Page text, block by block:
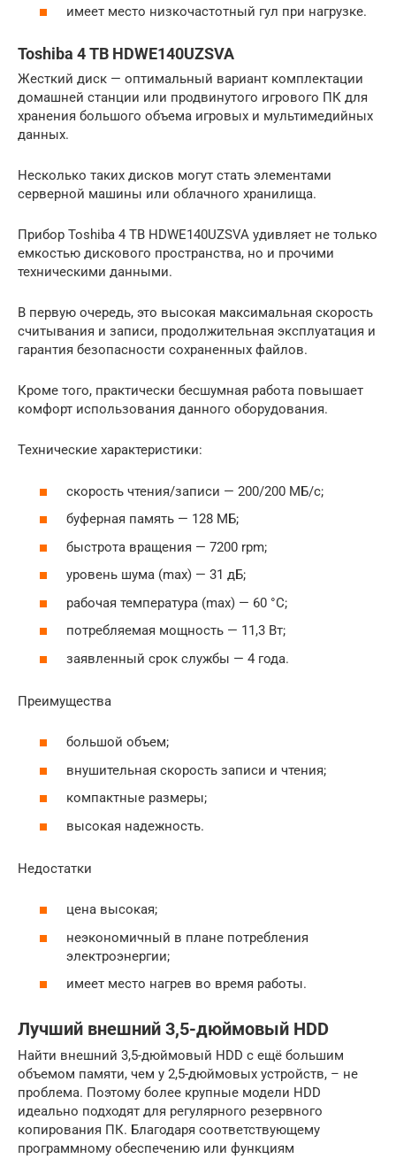
имеет место низкочастотный гул при нагрузке.
Toshiba 4 TB HDWE140UZSVA
Жесткий диск — оптимальный вариант комплектации
домашней станции или продвинутого игрового ПК для
хранения большого объема игровых и мультимедийных
данных.
Несколько таких дисков могут стать элементами
серверной машины или облачного хранилища.
Прибор Toshiba 4 TB HDWE140UZSVA удивляет не только
емкостью дискового пространства, но и прочими
техническими данными.
В первую очередь, это высокая максимальная скорость
считывания и записи, продолжительная эксплуатация и
гарантия безопасности сохраненных файлов.
Кроме того, практически бесшумная работа повышает
комфорт использования данного оборудования.
Технические характеристики:
скорость чтения/записи — 200/200 МБ/с;
буферная память — 128 МБ;
быстрота вращения — 7200 rpm;
уровень шума (max) — 31 дБ;
рабочая температура (max) — 60 °C;
потребляемая мощность — 11,3 Вт;
заявленный срок службы — 4 года.
Преимущества
большой объем;
внушительная скорость записи и чтения;
компактные размеры;
высокая надежность.
Недостатки
цена высокая;
неэкономичный в плане потребления
электроэнергии;
имеет место нагрев во время работы.
Лучший внешний 3,5-дюймовый HDD
Найти внешний 3,5-дюймовый HDD с ещё большим
объемом памяти, чем у 2,5-дюймовых устройств, – не
проблема. Поэтому более крупные модели HDD
идеально подходят для регулярного резервного
копирования ПК. Благодаря соответствующему
программному обеспечению или функциям